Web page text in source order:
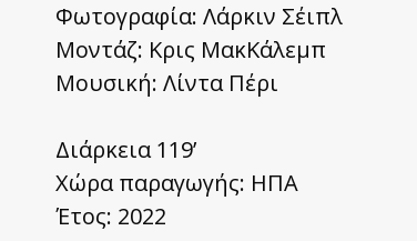
Φωτογραφία: Λάρκιν Σέιπλ
Μοντάζ: Κρις ΜακΚάλεμπ
Μουσική: Λίντα Πέρι
Διάρκεια 119’
Χώρα παραγωγής: ΗΠΑ
Έτος: 2022